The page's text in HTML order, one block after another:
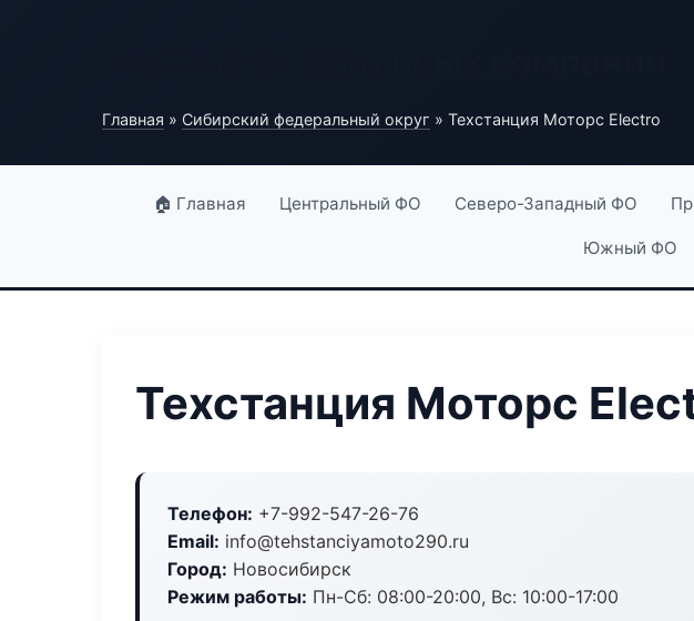
Главная » Сибирский федеральный округ » Техстанция Моторс Electro
🏠 Главная Центральный ФО Северо-Западный ФО
Южный ФО
Техстанция Моторс
Телефон: +7-992-547-26-76
Email: info@tehstanciyamoto290.ru
Город: Новосибирск
Режим работы: Пн-Сб: 08:00-20:00, Вс: 10:00-17:00